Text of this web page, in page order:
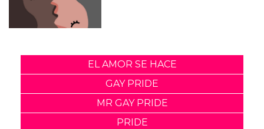
EL AMOR SE HACE
GAY PRIDE
MR GAY PRIDE
PRIDE